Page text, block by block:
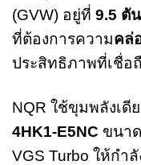
(GVW) อยู่ที่ 9.5 ตัน
ที่ต้องการความคล่
ประสิทธิภาพที่เชื่อ
NQR ใช้ขุมพลังเดี
4HK1-E5NC ขนา
VGS Turbo ให้กำ